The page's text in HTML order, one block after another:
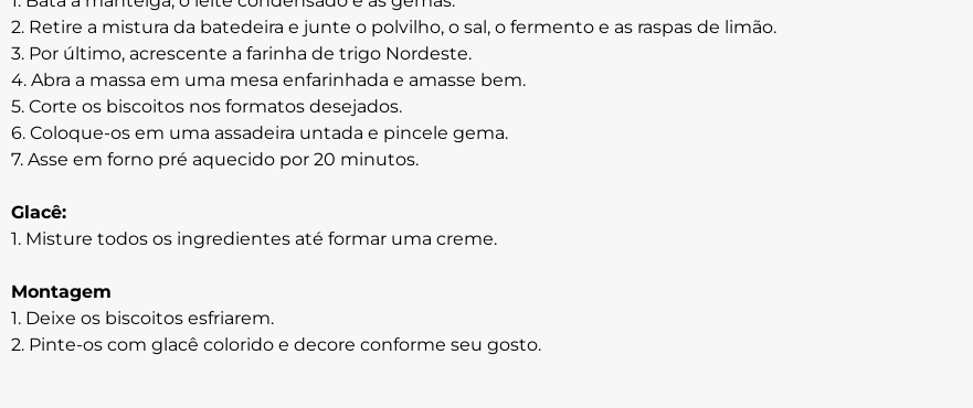
2. Retire a mistura da batedeira e junte o polvilho, o sal, o fermento e as raspas de limão.
3. Por último, acrescente a farinha de trigo Nordeste.
4. Abra a massa em uma mesa enfarinhada e amasse bem.
5. Corte os biscoitos nos formatos desejados.
6. Coloque-os em uma assadeira untada e pincele gema.
7. Asse em forno pré aquecido por 20 minutos.
Glacê:
1. Misture todos os ingredientes até formar uma creme.
Montagem
1. Deixe os biscoitos esfriarem.
2. Pinte-os com glacê colorido e decore conforme seu gosto.